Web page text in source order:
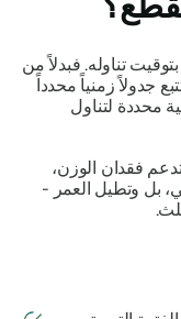
تناوله. فبدلاً من
جدولاً زمنياً محدداً
محددة لتناول
فقدان الوزن،
بل وتطيل العمر -